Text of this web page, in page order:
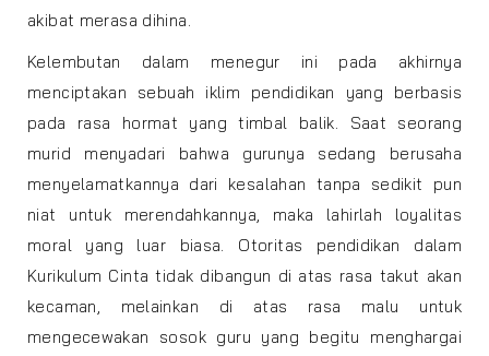
akibat merasa dihina.
Kelembutan dalam menegur ini pada akhirnya
menciptakan sebuah iklim pendidikan yang berbasis
pada rasa hormat yang timbal balik. Saat seorang
murid menyadari bahwa gurunya sedang berusaha
menyelamatkannya dari kesalahan tanpa sedikit pun
niat untuk merendahkannya, maka lahirlah loyalitas
moral yang luar biasa. Otoritas pendidikan dalam
Kurikulum Cinta tidak dibangun di atas rasa takut akan
kecaman, melainkan di atas rasa malu untuk
mengecewakan sosok guru yang begitu menghargai